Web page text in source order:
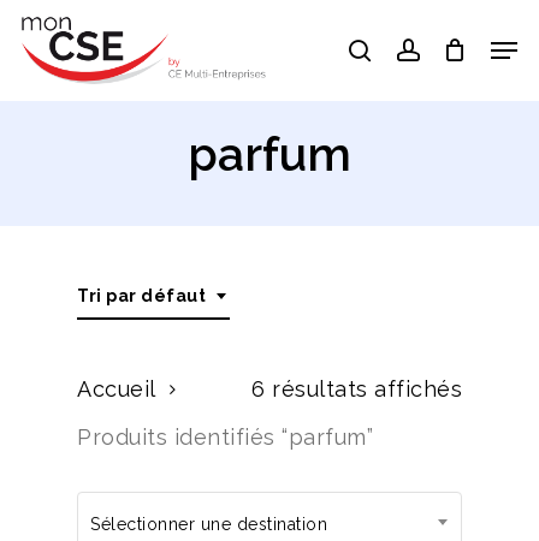
Skip
searchaccount
parfum
Tri par défaut
6 résultats affichés
Accueil
Produits identifiés “parfum”
Sélectionner une destination